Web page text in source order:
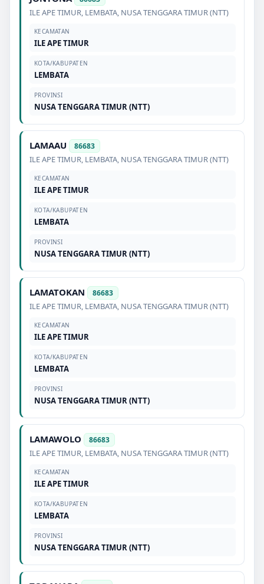
ILE APE TIMUR, LEMBATA, NUSA TENGGARA TIMUR (NTT)
KECAMATAN
ILE APE TIMUR
KOTA/KABUPATEN
LEMBATA
PROVINSI
NUSA TENGGARA TIMUR (NTT)
LAMAAU 86683
ILE APE TIMUR, LEMBATA, NUSA TENGGARA TIMUR (NTT)
KECAMATAN
ILE APE TIMUR
KOTA/KABUPATEN
LEMBATA
PROVINSI
NUSA TENGGARA TIMUR (NTT)
LAMATOKAN 86683
ILE APE TIMUR, LEMBATA, NUSA TENGGARA TIMUR (NTT)
KECAMATAN
ILE APE TIMUR
KOTA/KABUPATEN
LEMBATA
PROVINSI
NUSA TENGGARA TIMUR (NTT)
LAMAWOLO 86683
ILE APE TIMUR, LEMBATA, NUSA TENGGARA TIMUR (NTT)
KECAMATAN
ILE APE TIMUR
KOTA/KABUPATEN
LEMBATA
PROVINSI
NUSA TENGGARA TIMUR (NTT)